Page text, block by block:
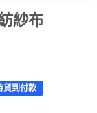
紗布
貨到付款